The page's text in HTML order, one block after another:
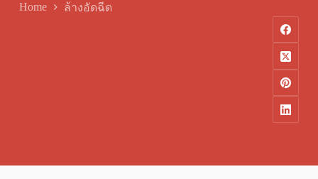
Home ล้างอัดฉีด